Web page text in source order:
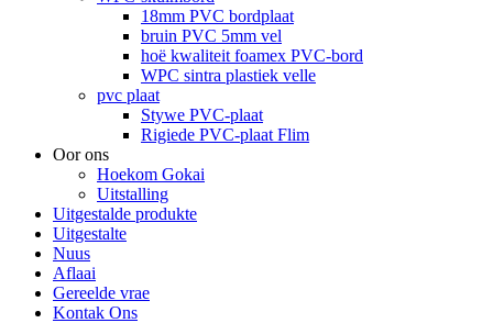
18mm PVC bordplaat
bruin PVC 5mm vel
hoë kwaliteit foamex PVC-bord
WPC sintra plastiek velle
pvc plaat
Stywe PVC-plaat
Rigiede PVC-plaat Flim
Oor ons
Hoekom Gokai
Uitstalling
Uitgestalde produkte
Uitgestalte
Nuus
Aflaai
Gereelde vrae
Kontak Ons